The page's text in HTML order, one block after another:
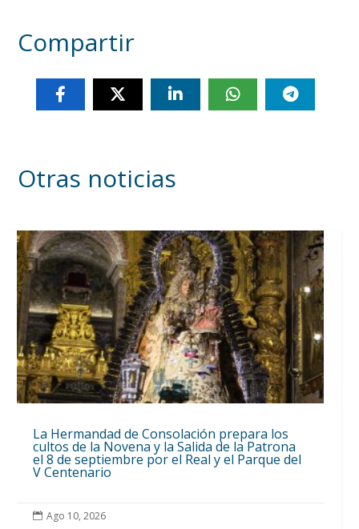
Compartir
Otras noticias
La Hermandad de Consolación prepara los
cultos de la Novena y la Salida de la Patrona
el 8 de septiembre por el Real y el Parque del
V Centenario
 Ago 10, 2026